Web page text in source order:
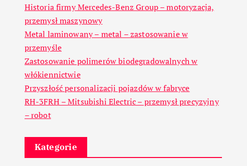
Historia firmy Mercedes-Benz Group – motoryzacja,
przemysł maszynowy
Metal laminowany – metal – zastosowanie w
przemyśle
Zastosowanie polimerów biodegradowalnych w
włókiennictwie
Przyszłość personalizacji pojazdów w fabryce
RH-3FRH – Mitsubishi Electric – przemysł precyzyjny
– robot
Kategorie